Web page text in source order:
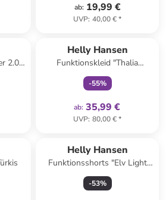
ab: 19,99 €
UVP: 40,00 €*
2.0"
Helly Hansen
Funktionskleid "Thalia
Summer" in Dunkelblau
-55%
ab: 35,99 €
UVP: 80,00 €*
Helly Hansen
Funktionsshorts "Elv Light
Tur" in Hellblau
-53%